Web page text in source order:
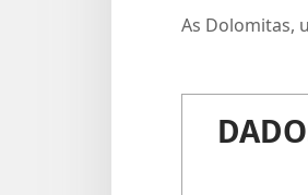
As Dolomitas,